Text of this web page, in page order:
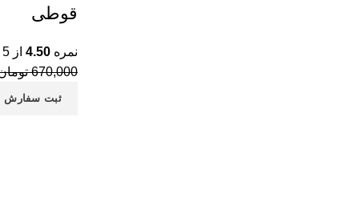
قوطی
نمره 4.50 از 5
670,000
ثبت سفارش